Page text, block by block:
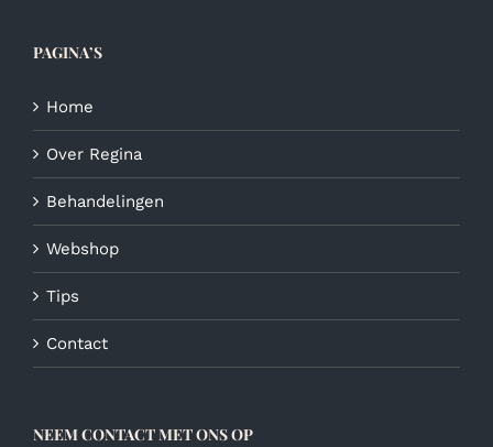
PAGINA’S
Home
Over Regina
Behandelingen
Webshop
Tips
Contact
NEEM CONTACT MET ONS OP